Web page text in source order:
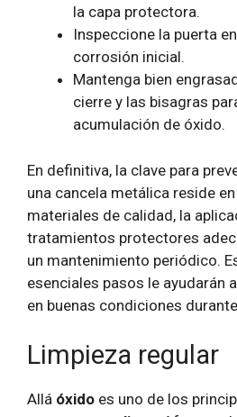
la capa protectora.
Inspeccione la puerta
corrosión inicial.
Mantenga bien
cierre y las bisagras
acumulación de óxido.
En definitiva, la clave para
una cancela metálica reside
materiales de calidad, la
tratamientos protectores
un mantenimiento periódico.
esenciales pasos le ayudarán
en buenas condiciones
Limpieza regular
Allá óxido es uno de los